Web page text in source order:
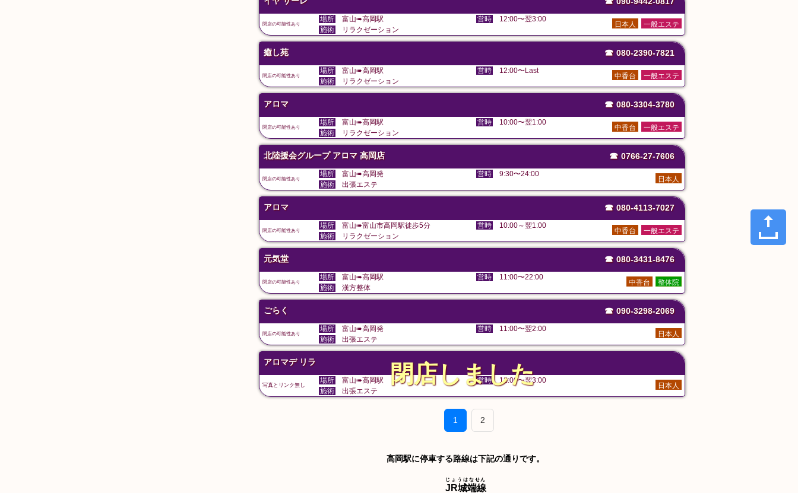
閉店の可能性あり
場所 富山➠高岡駅 営時 12:00〜翌3:00
一般エステ
日本人
施術 リラクゼーション
癒し苑 ☎ 080-2390-7821
閉店の可能性あり
場所 富山➠高岡駅 営時 12:00〜Last
一般エステ
中香台
施術 リラクゼーション
アロマ ☎ 080-3304-3780
閉店の可能性あり
場所 富山➠高岡駅 営時 10:00〜翌1:00
一般エステ
中香台
施術 リラクゼーション
北陸援会グループ アロマ 高岡店 ☎ 0766-27-7606
閉店の可能性あり
場所 富山➠高岡発 営時 9:30〜24:00
日本人
施術 出張エステ
アロマ ☎ 080-4113-7027
閉店の可能性あり
場所 富山➠富山市高岡駅徒歩5分 営時 10:00～翌1:00
一般エステ
中香台
施術 リラクゼーション
元気堂 ☎ 080-3431-8476
閉店の可能性あり
場所 富山➠高岡駅 営時 11:00〜22:00
整体院
中香台
施術 漢方整体
ごらく ☎ 090-3298-2069
閉店の可能性あり
場所 富山➠高岡発 営時 11:00〜翌2:00
日本人
施術 出張エステ
閉店しました
アロマデ リラ
写真とリンク無し
場所 富山➠高岡駅 営時 12:00〜翌3:00
日本人
施術 出張エステ
1 2
高岡駅に停車する路線は下記の通りです。
JR城端線
じょうはなせん